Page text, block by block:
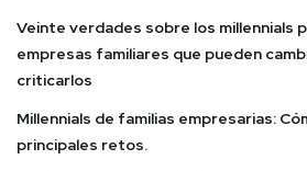
Veinte verdades sobre los millennials
empresas familiares que pueden
criticarlos
Millennials de familias empresarias:
principales retos.